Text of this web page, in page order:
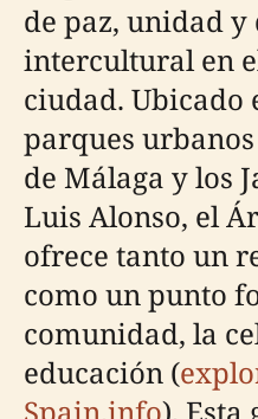
de paz, unidad y
intercultural en
ciudad. Ubicado
parques
de Málaga y los
Luis Alonso, el
ofrece tanto un
como un punto
comunidad, la
educación (